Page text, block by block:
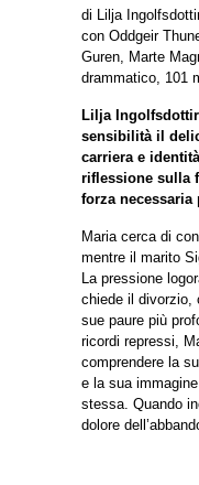
di Lilja
con Oddgeir
Guren, Marte
drammatico, 101
Lilja
sensibilità il
carriera e
riflessione sulla
forza necessaria
Maria cerca di
mentre il marito
La pressione
chiede il divorzio,
sue paure più
ricordi repressi,
comprendere la
e la sua
stessa. Quando
dolore